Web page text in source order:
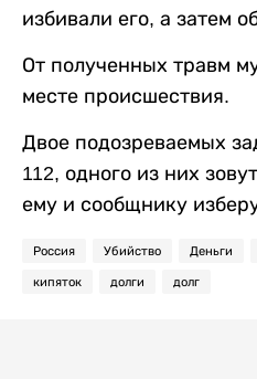
избивали его, а затем
От полученных травм
месте происшествия.
Двое подозреваемых
112, одного из них
ему и сообщнику
Россия Убийство Деньги
кипяток долги долг